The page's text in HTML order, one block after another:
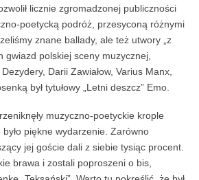
licznie zgromadzonej publiczności
poetycką podróż, przesyconą różnymi
znane ballady, ale też utwory „z
gwiazd polskiej sceny muzycznej,
Darii Zawiałow, Varius Manx,
był tytułowy „Letni deszcz” Emo.
muzyczno-poetyckie krople
było piękne wydarzenie. Zarówno
jej goście dali z siebie tysiąc procent.
brawa i zostali poproszeni o bis,